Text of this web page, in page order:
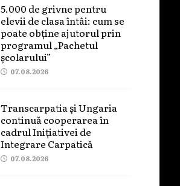
5.000 de grivne pentru
elevii de clasa întâi: cum se
poate obține ajutorul prin
programul „Pachetul
școlarului”
07.08.2026
Transcarpatia și Ungaria
continuă cooperarea în
cadrul Inițiativei de
Integrare Carpatică
07.08.2026